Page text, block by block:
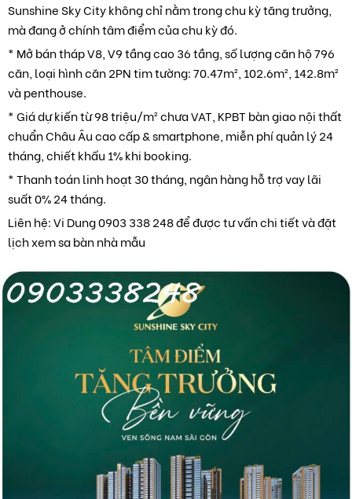
Sunshine Sky City không chỉ nằm trong chu kỳ tăng trưởng,
mà đang ở chính tâm điểm của chu kỳ đó.
* Mở bán tháp V8, V9 tầng cao 36 tầng, số lượng căn hộ 796
căn, loại hình căn 2PN tim tường: 70.47m², 102.6m², 142.8m²
và penthouse.
* Giá dự kiến từ 98 triệu/m² chưa VAT, KPBT bàn giao nội thất
chuẩn Châu Âu cao cấp & smartphone, miễn phí quản lý 24
tháng, chiết khấu 1% khi booking.
* Thanh toán linh hoạt 30 tháng, ngân hàng hỗ trợ vay lãi
suất 0% 24 tháng.
Liên hệ: Vi Dung 0903 338 248 để được tư vấn chi tiết và đặt
lịch xem sa bàn nhà mẫu